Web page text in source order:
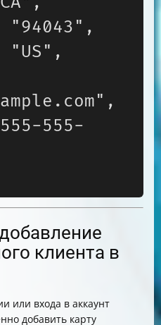
клиента в
или входа в аккаунт
добавить карту